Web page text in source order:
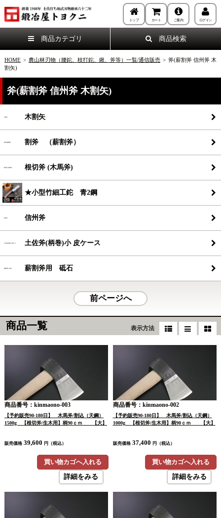
トップ カート ご案内 ログイン
商品カテゴリ 商品検索
HOME > 農山林刃物（腰鉈、枝打鉈、鍬、斧等）一覧/通信販売 > 斧(薪割斧 信州斧 木
割矢)
斧(薪割斧 信州斧 木割矢)
木割矢
割斧 （薪割斧）
根切斧 (木馬斧)
★小型竹細工鉈 青2鋼
信州斧
土佐斧(柄巻)小 皮ケース
薪割斧用 砥石
前ページへ
商品一覧 表示方法
商品番号：kinmaono-003
【予約販売90-180日】 木馬斧/割込（天鋼）
1500g 【根切斧/生木用】柄90ｃｍ 【大】
販売価格 39,600 円（税込）
買い物カゴへ入れる
詳細をみる
商品番号：kinmaono-002
【予約販売90-180日】 木馬斧/割込（天鋼）
1000g 【根切斧/生木用】柄90ｃｍ 【大】
販売価格 37,400 円（税込）
買い物カゴへ入れる
詳細をみる